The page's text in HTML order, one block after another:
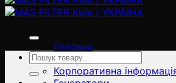
Головна
Товари
Корпоративна
Ara: